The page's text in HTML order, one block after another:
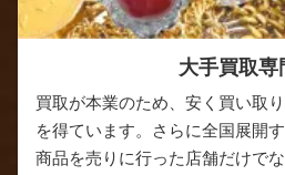
大手買取専
買取が本業のため、安く買い取
を得ています。さらに全国展開
商品を売りに行った店舗だけで